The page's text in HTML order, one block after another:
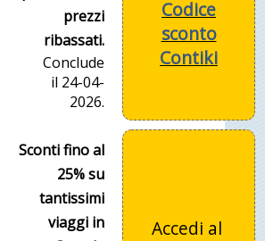
prezzi
ribassati.
Conclude
il 24-04-
2026.
Codice
sconto
Contiki
Sconti fino al
25% su
tantissimi
viaggi in
Accedi al